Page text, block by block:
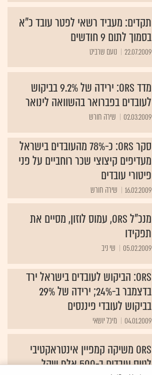
תקדים: מעביד רשאי לפטר עובד כ"א
בסמוך לתום 9 חודשים
22.07.2009 נועם שרביט
מדד ORS: ירידה של 9.2% בביקוש
לעובדים בפברואר בהשוואה לינואר
02.03.2009 שירה חורש
סקר ORS: כ-78% מהעובדים בישראל
מעדיפים קיצוצי שכר רוחביים על פני
פיטורי עובדים
16.02.2009 שירה חורש
מנכ"ל ORS, עמוס לוזון, מסיים את
תפקידו
05.02.2009 שי ניב
ORS: הביקוש לעובדים בישראל ירד
בדצמבר ב-24%; ירידה של 29%
בביקוש לעובדי פיננסים
04.01.2009 מיכל יושאי
ORS משיקה קמפיין אינטראקטיבי
לגיוס עובדים ב-500 אלף שקל